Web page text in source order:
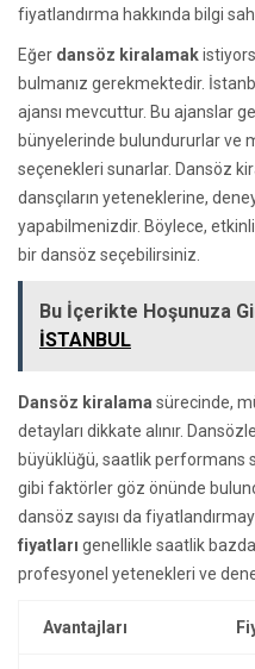
fiyatlandırma hakkında bilgi
Eğer dansöz kiralamak
bulmanız gerekmektedir.
ajansı mevcuttur. Bu ajanslar
bünyelerinde bulundururlar ve
seçenekleri sunarlar. Dansöz
dansçıların yeteneklerine,
yapabilmenizdir. Böylece,
bir dansöz seçebilirsiniz.
Bu İçerikte Hoşunuza
İSTANBUL
Dansöz kiralama sürecinde,
detayları dikkate alınır.
büyüklüğü, saatlik performans
gibi faktörler göz önünde
dansöz sayısı da
fiyatları genellikle saatlik
profesyonel yetenekleri ve
Avantajları